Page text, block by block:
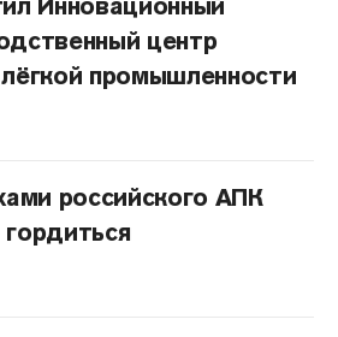
центр
промышленности
российского АПК